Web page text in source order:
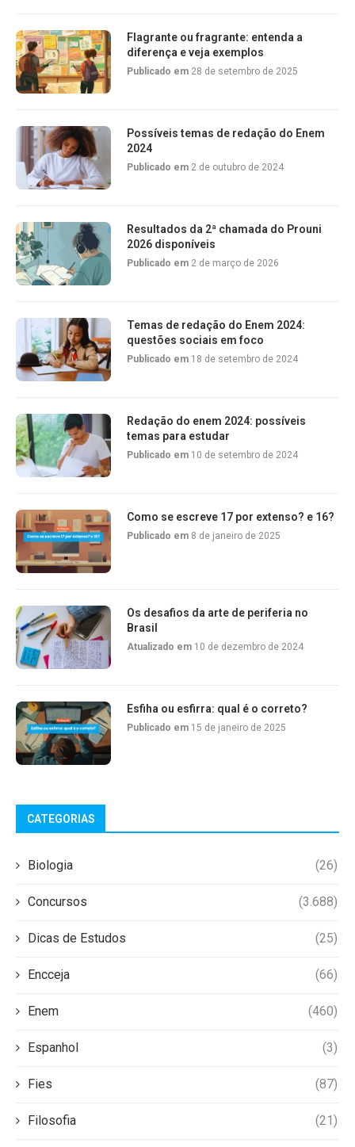
Flagrante ou fragrante: entenda a
diferença e veja exemplos
Publicado em 28 de setembro de 2025
Possíveis temas de redação do Enem
2024
Publicado em 2 de outubro de 2024
Resultados da 2ª chamada do Prouni
2026 disponíveis
Publicado em 2 de março de 2026
Temas de redação do Enem 2024:
questões sociais em foco
Publicado em 18 de setembro de 2024
Redação do enem 2024: possíveis
temas para estudar
Publicado em 10 de setembro de 2024
Como se escreve 17 por extenso? e 16?
Publicado em 8 de janeiro de 2025
Os desafios da arte de periferia no
Brasil
Atualizado em 10 de dezembro de 2024
Esfiha ou esfirra: qual é o correto?
Publicado em 15 de janeiro de 2025
CATEGORIAS
Biologia (26)
Concursos (3.688)
Dicas de Estudos (25)
Encceja (66)
Enem (460)
Espanhol (3)
Fies (87)
Filosofia (21)